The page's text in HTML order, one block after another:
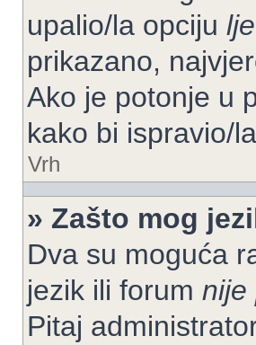
upalio/la opciju
prikazano,
Ako je potonje u
kako bi ispravio/
Vrh
» Zašto mog
Dva su moguća
jezik ili forum nije
Pitaj